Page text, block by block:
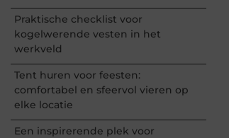
Praktische checklist voor
kogelwerende vesten in het
werkveld
Tent huren voor feesten:
comfortabel en sfeervol vieren op
elke locatie
Een inspirerende plek voor